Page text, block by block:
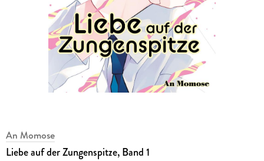
An Momose
Liebe auf der Zungenspitze, Band 1